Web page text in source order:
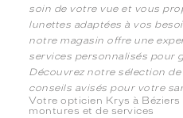
soin de votre vue et vous
lunettes adaptées à vos
notre magasin offre une
services personnalisés pour
Découvrez notre sélection
conseils avisés pour votre
Votre opticien Krys à Béziers
montures et de services